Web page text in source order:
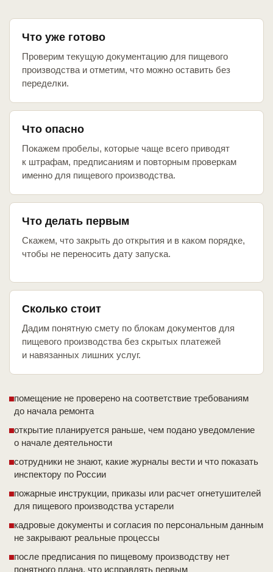
Что уже готово
Проверим текущую документацию для пищевого
производства и отметим, что можно оставить без
переделки.
Что опасно
Покажем пробелы, которые чаще всего приводят
к штрафам, предписаниям и повторным проверкам
именно для пищевого производства.
Что делать первым
Скажем, что закрыть до открытия и в каком порядке,
чтобы не переносить дату запуска.
Сколько стоит
Дадим понятную смету по блокам документов для
пищевого производства без скрытых платежей
и навязанных лишних услуг.
помещение не проверено на соответствие требованиям
до начала ремонта
открытие планируется раньше, чем подано уведомление
о начале деятельности
сотрудники не знают, какие журналы вести и что показать
инспектору по России
пожарные инструкции, приказы или расчет огнетушителей
для пищевого производства устарели
кадровые документы и согласия по персональным данным
не закрывают реальные процессы
после предписания по пищевому производству нет
понятного плана, что исправлять первым